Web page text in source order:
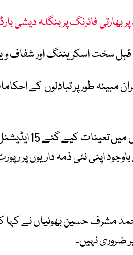
فائرنگ پر بنگلہ دیشی
سخت اسکریننگ اور شفاف
مبینہ طور پر تبادلوں کے
اپنی نئی ذمہ داریوں پر
مشرف حسین بھوئیاں نے کہا
ضروری نہیں۔